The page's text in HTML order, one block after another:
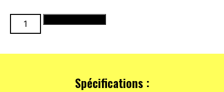
quantité
de
de
Spécifications :